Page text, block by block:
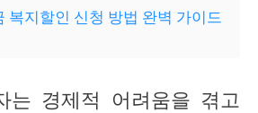
지할인 신청 방법 완벽 가이드
는 경제적 어려움을 겪고